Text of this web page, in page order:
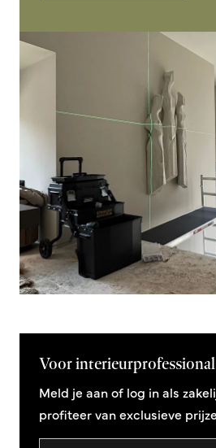
Voor
Meld je aan of log in als
profiteer van exclusieve